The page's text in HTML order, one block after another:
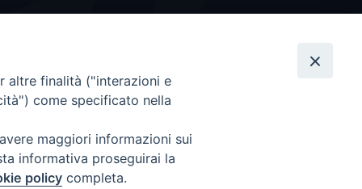
Presidenza e ufficio presidenza
Coordinamento nazionale
altre finalità ("interazioni e
come specificato nella
maggiori informazioni sui
informativa proseguirai la
policy completa.